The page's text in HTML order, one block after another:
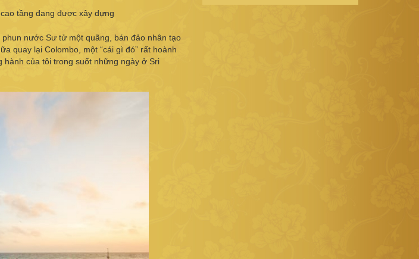
tầng đang được xây dựng
nước Sư tử một quãng, bán đảo nhân tạo
quay lại Colombo, một “cái gì đó” rất hoành
của tôi trong suốt những ngày ở Sri